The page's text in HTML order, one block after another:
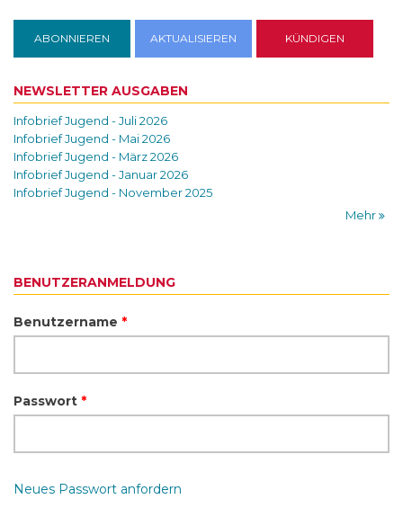
NEWSLETTER AUSGABEN
Infobrief Jugend - Juli 2026
Infobrief Jugend - Mai 2026
Infobrief Jugend - März 2026
Infobrief Jugend - Januar 2026
Infobrief Jugend - November 2025
Mehr
BENUTZERANMELDUNG
Benutzername *
Passwort *
Neues Passwort anfordern